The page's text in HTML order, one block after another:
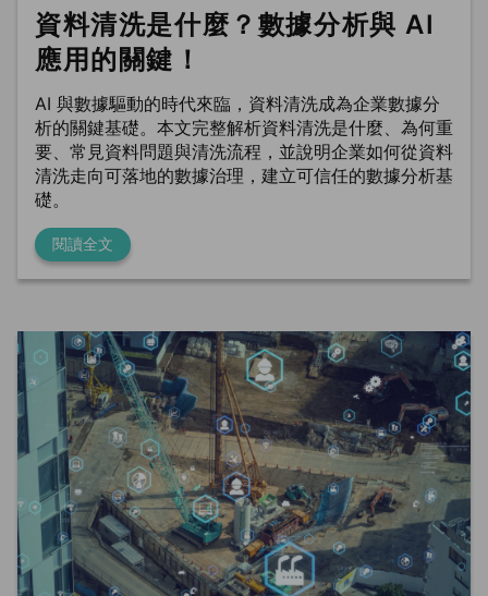
資料清洗是什麼？數據分析與 AI
應用的關鍵！
AI 與數據驅動的時代來臨，資料清洗成為企業數據分
析的關鍵基礎。本文完整解析資料清洗是什麼、為何重
要、常見資料問題與清洗流程，並說明企業如何從資料
清洗走向可落地的數據治理，建立可信任的數據分析基
礎。
閱讀全文